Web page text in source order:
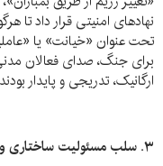
نهادهای امنیتی قرار داد تا
تحت عنوان «خیانت» یا
برای جنگ، صدای فعالان
ارگانیک، تدریجی و پایدار
۳. سلب مسئولیت ساختاری و